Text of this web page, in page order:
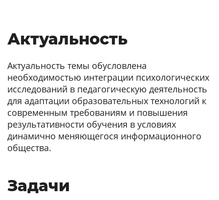
Актуальность
Актуальность темы обусловлена
необходимостью интеграции психологических
исследований в педагогическую деятельность
для адаптации образовательных технологий к
современным требованиям и повышения
результативности обучения в условиях
динамично меняющегося информационного
общества.
Задачи